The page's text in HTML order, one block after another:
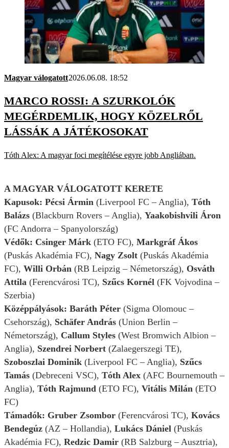
Magyar válogatott2026.06.08. 18:52
MARCO ROSSI: A SZURKOLÓK
MEGÉRDEMLIK, HOGY KÖZELRŐL
LÁSSÁK A JÁTÉKOSOKAT
Tóth Alex: A magyar foci megítélése egyre jobb Angliában.
A MAGYAR VÁLOGATOTT KERETE
Kapusok: Pécsi Ármin (Liverpool FC – Anglia), Tóth
Balázs (Blackburn Rovers – Anglia), Yaakobishvili Áron
(FC Andorra – Spanyolország)
Védők: Csinger Márk (ETO FC), Markgráf Ákos
(Puskás Akadémia FC), Nagy Zsolt (Puskás Akadémia
FC), Willi Orbán (RB Leipzig – Németország), Osváth
Attila (Ferencvárosi TC), Szűcs Kornél (FK Vojvodina –
Szerbia)
Középpályások: Baráth Péter (Sigma Olomouc –
Csehország), Schäfer András (Union Berlin –
Németország), Callum Styles (West Bromwich Albion –
Anglia), Szendrei Norbert (Zalaegerszegi TE),
Szoboszlai Dominik (Liverpool FC – Anglia), Szűcs
Tamás (Debreceni VSC), Tóth Alex (AFC Bournemouth –
Anglia), Tóth Rajmund (ETO FC), Vitális Milán (ETO
FC)
Támadók: Gruber Zsombor (Ferencvárosi TC), Kovács
Bendegúz (AZ – Hollandia), Lukács Dániel (Puskás
Akadémia FC), Redzic Damir (RB Salzburg – Ausztria),